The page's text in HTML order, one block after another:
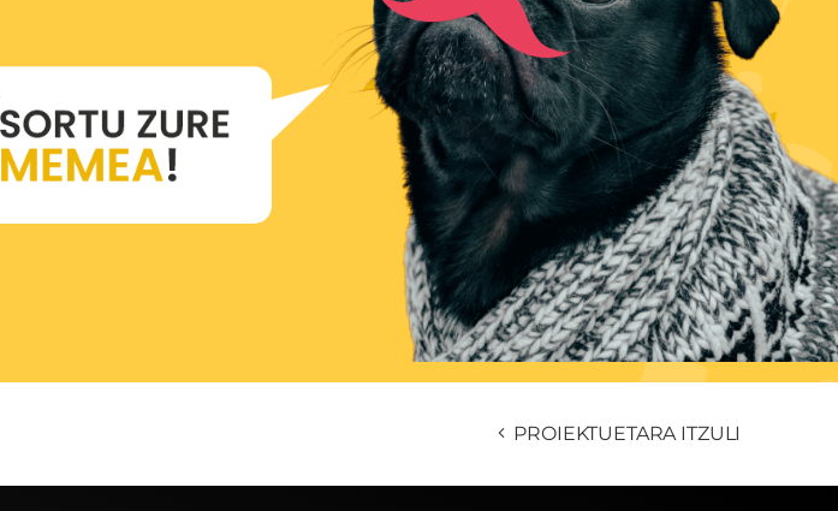
PROIEKTUETARA ITZULI